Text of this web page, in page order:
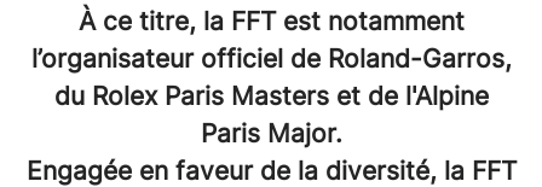
À ce titre, la FFT est notamment
l’organisateur officiel de Roland-Garros,
du Rolex Paris Masters et de l'Alpine
Paris Major.
Engagée en faveur de la diversité, la FFT